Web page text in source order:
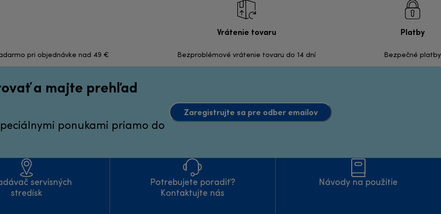
pri objednávke nad 49 €
Vrátenie tovaru
Bezproblémové vrátenie tovaru do 14 dní
Platby
Bezpečné platby
a majte prehľad
ponukami priamo do
Zaregistrujte sa pre odber emailov
servisných
stredísk
Potrebujete poradiť?
Kontaktujte nás
Návody na použitie